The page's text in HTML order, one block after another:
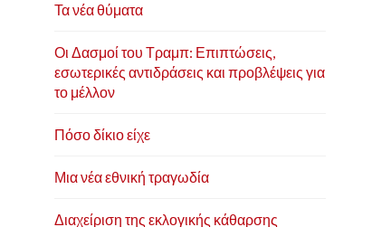
Τα νέα θύματα
Οι Δασμοί του Τραμπ: Επιπτώσεις,
εσωτερικές αντιδράσεις και προβλέψεις για
το μέλλον
Πόσο δίκιο είχε
Μια νέα εθνική τραγωδία
Διαχείριση της εκλογικής κάθαρσης